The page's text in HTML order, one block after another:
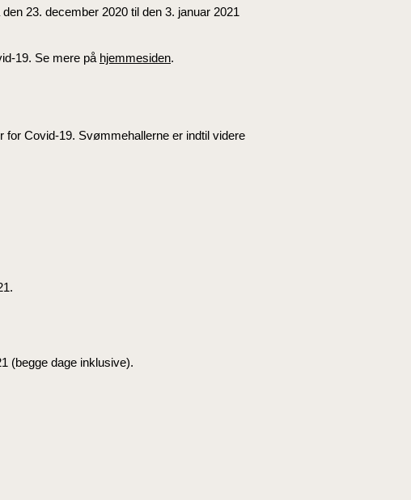
23. december 2020 til den 3. januar 2021
19. Se mere på hjemmesiden.
Covid-19. Svømmehallerne er indtil videre
(begge dage inklusive).